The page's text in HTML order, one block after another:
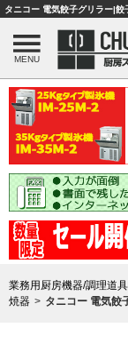
MENU
業務用厨房機器/調理道
焼器
タニコー 電気餃